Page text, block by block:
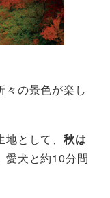
々の景色が楽し
として、 秋は
愛犬と約10分間